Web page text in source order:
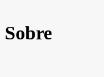
Sobre